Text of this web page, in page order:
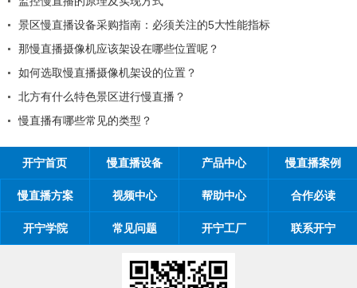
动节放假通知
置对观看体验有影响吗
一封信
景区慢直播设备采
开宁首页 慢直播设备 产品中心 慢直播案例
慢直播方案 视频中心 帮助中心 合作必读
开宁学院 常见问题 开宁工厂 联系开宁